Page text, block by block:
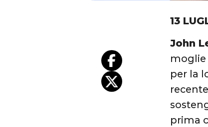
13
John
moglie
per la
prima